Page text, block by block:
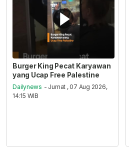
Burger King Pecat Karyawan
yang Ucap Free Palestine
Dailynews - Jumat , 07 Aug 2026,
14:15 WIB